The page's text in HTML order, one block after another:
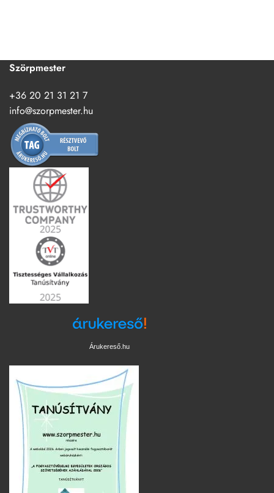
Szörpmester
+36 20 21 31 21 7
info@szorpmester.hu
Árukereső.hu